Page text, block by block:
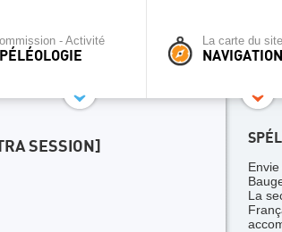
- Activité La carte du site
NAVIGATION
SESSION]
La